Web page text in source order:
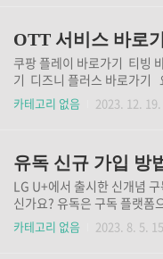
응원하는 가수에게 투표할 수
마다 있는데 편리함을 위해
다. 이 페이지만 즐겨찾기 해
표에 참여하실 수 있습니다.
더 높은 라운드까지 보고 싶
OTT 서비스 바로
쿠팡 플레이 바로가기 티빙
기 디즈니 플러스 바로가기
습니다. 갈수록 OTT플랫폼
요. 각각의 서비스를 일일이
있는데요 여러분들의 시간을
니다. 새로운 드라마가 나오
요없이 이 페이지를 즐겨찾
가능하십니다.
카테고리 없음 2023. 12.
유독 신규 가입 방
LG U+에서 출시한 신개념
신가요? 유독은 구독 플랫폼
한 번에 구독 관리할 수 있는
라 여행이나 쇼핑, 자기 계발,
카테고리 없음 2023. 8. 5.